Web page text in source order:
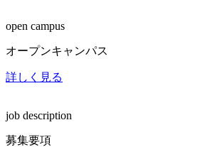
open campus
オープンキャンパス
詳しく見る
job description
募集要項